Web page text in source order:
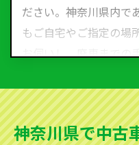
ださい。神奈川県内で
もご自宅やご指定の場
お伺いし、廃車までの
障車など動かない車、
てしまった車、車検が
でも買取可能です。
神奈川県で中古